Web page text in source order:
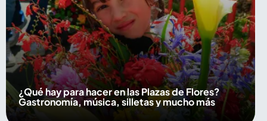
¿Qué hay para hacer en las Plazas de Flores?
Gastronomía, música, silletas y mucho más